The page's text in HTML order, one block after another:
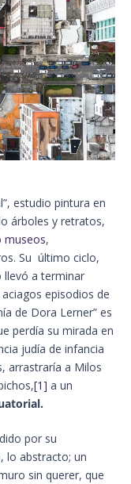
estudio pintura en
árboles y retratos,
museos,
Su último ciclo,
llevó a terminar
episodios de
de Dora Lerner” es
perdía su mirada en
judía de infancia
arrastraría a Milos
[1] a un
por su
lo abstracto; un
sin querer, que